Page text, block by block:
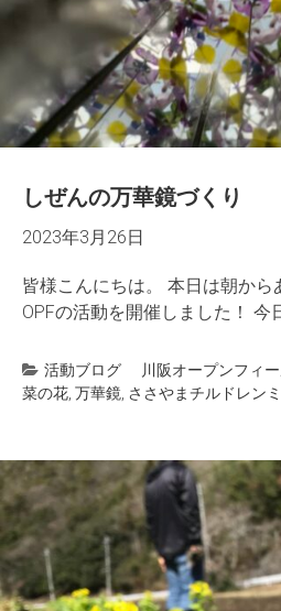
しぜんの万華鏡づくり
2023年3月26日
皆様こんにちは。 本日は朝から
OPFの活動を開催しました！ 今
活動ブログ 川阪オープンフィ
菜の花 万華鏡 ささやまチルドレン